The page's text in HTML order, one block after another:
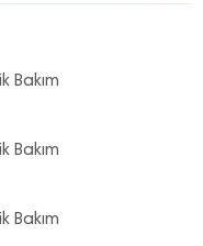
Bakım
Bakım
Bakım